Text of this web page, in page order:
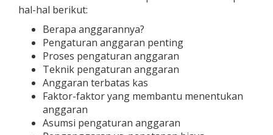
hal-hal berikut:
Berapa anggarannya?
Pengaturan anggaran penting
Proses pengaturan anggaran
Teknik pengaturan anggaran
Anggaran terbatas kas
Faktor-faktor yang membantu menentukan
anggaran
Asumsi pengaturan anggaran